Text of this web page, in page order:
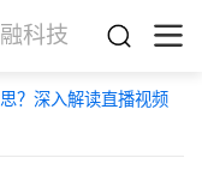
科技
？深入解读直播视频